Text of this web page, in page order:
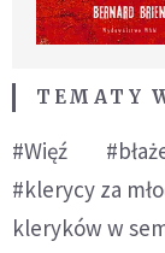
TEMATY
#Więź
#klerycy za
kleryków w